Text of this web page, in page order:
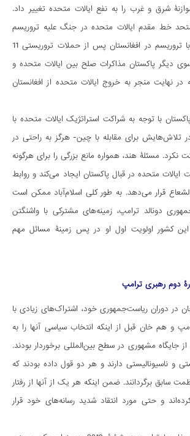
شرق و غرب را به نفع ایالات متحده تغییر داد.
خط مقدم ایالات متحده در جنگ علیه تروریسم
به‌خصوص برای مبارزه با تروریسم در افغانستان پس از حملات تروریستی 11
دیگر پاکستان مذاکرات صلح بین ایالات متحده و
در نهایت منجر به خروج ایالات متحده از افغانستان
با توجه به شراکت استراتژیک ایالات متحده با
برای مقابله با چین- هرگز به راحتی در
مسئلۀ هند، همواره مانع بزرگی را برای هرگونه
ایالات متحده در قبال پاکستان ایجاد می‌کند و روابط
قرار می‌دهد. به طور کلی اسلام‌آباد ممکن است
دونالد ترامپ، زمینه‌های مشترکی با واشنگتن
این کشور اولویت اول او در پس زمینۀ مسائل مهم
دوم رهبری ترامپ
در دوران ریاست‌جمهوری خود، اشتراک‌های زیادی با
و هم خان قبل از اینکه انتخاب سیاسی آنها را به
از جایگاه مشهوری در سطح بین‌المللی برخوردار بودند.
و ناسیونالیستی دارند و هر دو قول داده بودند که
سابق برگردانند. ضمن اینکه هر یک از آنها از رفتار
و حتی مورد انتقاد شدید رسانه‌های خود قرار